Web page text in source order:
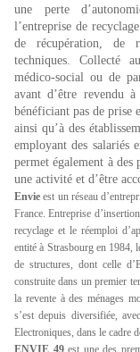
une perte
l’entreprise de
de récupération, de
techniques. Collecté
médico-social ou de
avant d’être revendu
bénéficiant pas de prise
ainsi qu’à des
employant des salariés
permet également à des
une activité et d’être
Envie est un réseau
France. Entreprise
recyclage et le réemploi
entité à Strasbourg en 1984,
de structures, dont celle
construite dans un premier
la revente à des ménages
s’est depuis diversifiée,
Electroniques, dans le cadre
ENVIE 49est une des